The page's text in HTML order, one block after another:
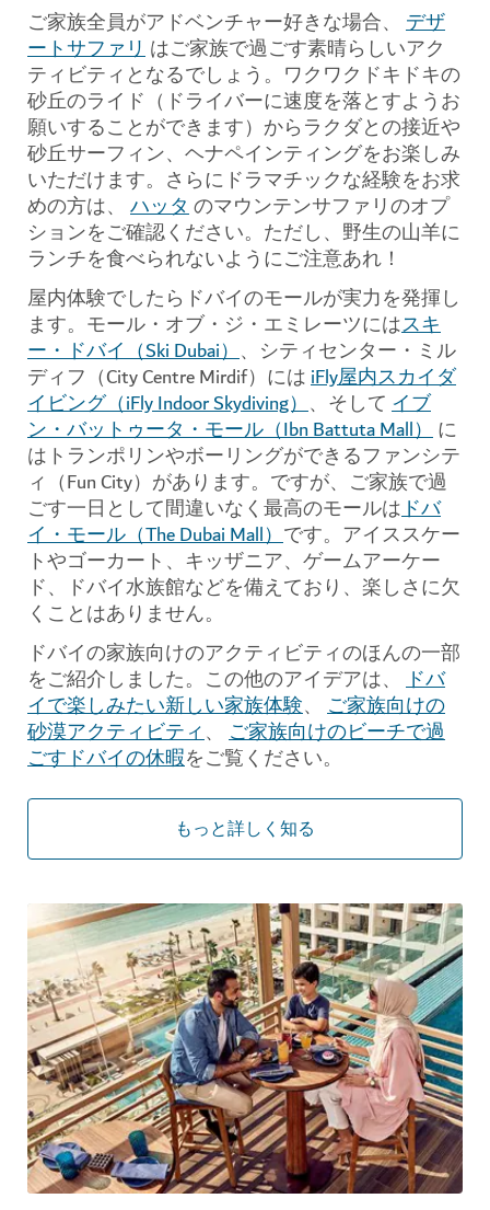
ご家族全員がアドベンチャー好きな場合、 デザ
ートサファリはご家族で過ごす素晴らしいアク
ティビティとなるでしょう。ワクワクドキドキの
砂丘のライド（ドライバーに速度を落とすようお
願いすることができます）からラクダとの接近や
砂丘サーフィン、ヘナペインティングをお楽しみ
いただけます。さらにドラマチックな経験をお求
めの方は、 ハッタのマウンテンサファリのオプ
ションをご確認ください。ただし、野生の山羊に
ランチを食べられないようにご注意あれ！
屋内体験でしたらドバイのモールが実力を発揮し
ます。モール・オブ・ジ・エミレーツにはスキ
ー・ドバイ（Ski Dubai）、シティセンター・ミル
ディフ（City Centre Mirdif）にはiFly屋内スカイダ
イビング（iFly Indoor Skydiving）、そして イブ
ン・バットゥータ・モール（Ibn Battuta Mall）に
はトランポリンやボーリングができるファンシテ
ィ（Fun City）があります。ですが、ご家族で過
ごす一日として間違いなく最高のモールはドバ
イ・モール（The Dubai Mall）です。アイススケー
トやゴーカート、キッザニア、ゲームアーケー
ド、ドバイ水族館などを備えており、楽しさに欠
くことはありません。
ドバイの家族向けのアクティビティのほんの一部
をご紹介しました。この他のアイデアは、 ドバ
イで楽しみたい新しい家族体験、 ご家族向けの
砂漠アクティビティ、 ご家族向けのビーチで過
ごすドバイの休暇をご覧ください。
もっと詳しく知る